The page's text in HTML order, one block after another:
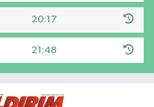
20:17
21:48